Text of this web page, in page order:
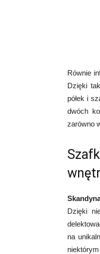
Równie
Dzięki
półek i
dwóch
zarówno
Dzięki
na